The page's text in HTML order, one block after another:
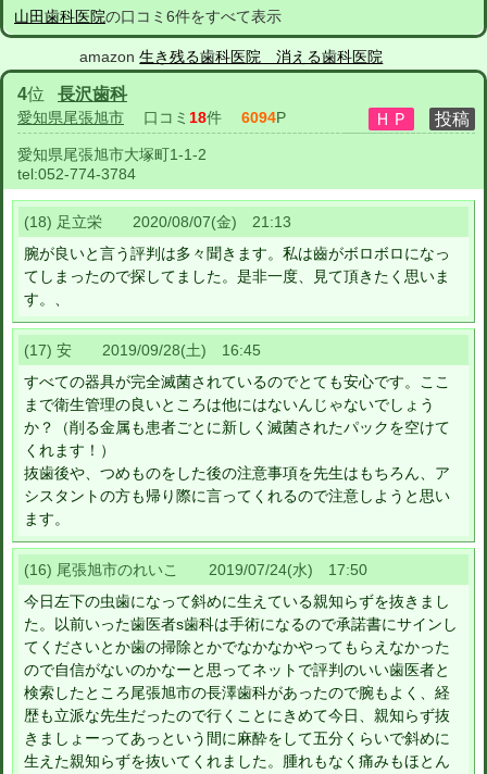
山田歯科医院の口コミ6件をすべて表示
amazon生き残る歯科医院 消える歯科医院
4位 長沢歯科
愛知県尾張旭市 口コミ 18件 6094P
愛知県尾張旭市大塚町1-1-2
tel:052-774-3784
(18) 足立栄 2020/08/07(金) 21:13
腕が良いと言う評判は多々聞きます。私は齒がボロボロになっ
てしまったので探してました。是非一度、見て頂きたく思いま
す。、
(17) 安 2019/09/28(土) 16:45
すべての器具が完全滅菌されているのでとても安心です。ここ
まで衛生管理の良いところは他にはないんじゃないでしょう
か？（削る金属も患者ごとに新しく滅菌されたパックを空けて
くれます！）
抜歯後や、つめものをした後の注意事項を先生はもちろん、ア
シスタントの方も帰り際に言ってくれるので注意しようと思い
ます。
(16) 尾張旭市のれいこ 2019/07/24(水) 17:50
今日左下の虫歯になって斜めに生えている親知らずを抜きまし
た。以前いった歯医者s歯科は手術になるので承諾書にサインし
てくださいとか歯の掃除とかでなかなかやってもらえなかった
ので自信がないのかなーと思ってネットで評判のいい歯医者と
検索したところ尾張旭市の長澤歯科があったので腕もよく、経
歴も立派な先生だったので行くことにきめて今日、親知らず抜
きましょーってあっという間に麻酔をして五分くらいで斜めに
生えた親知らずを抜いてくれました。腫れもなく痛みもほとん